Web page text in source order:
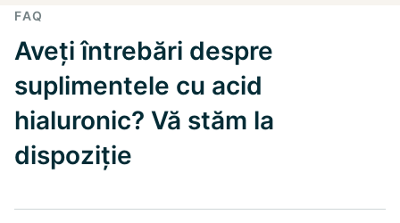
FAQ
Aveți întrebări despre
suplimentele cu acid
hialuronic? Vă stăm la
dispoziție